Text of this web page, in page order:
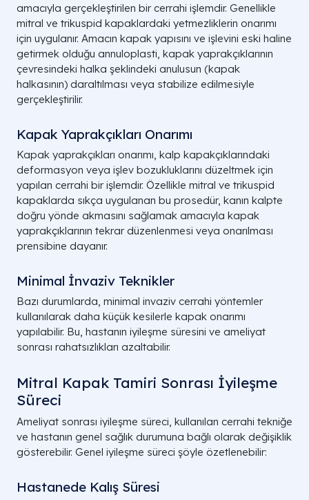
amacıyla gerçekleştirilen bir cerrahi işlemdir. Genellikle
mitral ve trikuspid kapaklardaki yetmezliklerin onarımı
için uygulanır. Amacın kapak yapısını ve işlevini eski haline
getirmek olduğu annuloplasti, kapak yaprakçıklarının
çevresindeki halka şeklindeki anulusun (kapak
halkasının) daraltılması veya stabilize edilmesiyle
gerçekleştirilir.
Kapak Yaprakçıkları Onarımı
Kapak yaprakçıkları onarımı, kalp kapakçıklarındaki
deformasyon veya işlev bozukluklarını düzeltmek için
yapılan cerrahi bir işlemdir. Özellikle mitral ve trikuspid
kapaklarda sıkça uygulanan bu prosedür, kanın kalpte
doğru yönde akmasını sağlamak amacıyla kapak
yaprakçıklarının tekrar düzenlenmesi veya onarılması
prensibine dayanır.
Minimal İnvaziv Teknikler
Bazı durumlarda, minimal invaziv cerrahi yöntemler
kullanılarak daha küçük kesilerle kapak onarımı
yapılabilir. Bu, hastanın iyileşme süresini ve ameliyat
sonrası rahatsızlıkları azaltabilir.
Mitral Kapak Tamiri Sonrası İyileşme
Süreci
Ameliyat sonrası iyileşme süreci, kullanılan cerrahi tekniğe
ve hastanın genel sağlık durumuna bağlı olarak değişiklik
gösterebilir. Genel iyileşme süreci şöyle özetlenebilir:
Hastanede Kalış Süresi